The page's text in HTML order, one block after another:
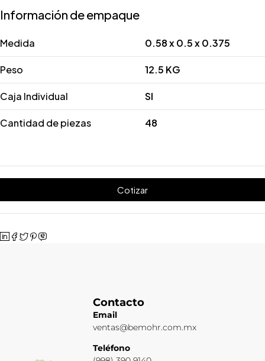
Información de empaque
Medida 0.58 x 0.5 x 0.375
Peso 12.5 KG
Caja Individual SI
Cantidad de piezas 48
Cotizar
Contacto
Email
ventas@bemohr.com.mx
Teléfono